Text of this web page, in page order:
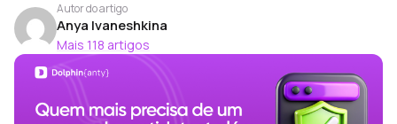
Autor do artigo
Anya Ivaneshkina
Mais 118 artigos